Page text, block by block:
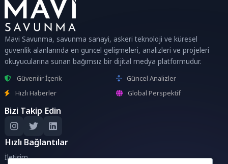
Mavi Savunma, savunma sanayi, askeri teknoloji ve küresel
güvenlik alanlarında en güncel gelişmeleri, analizleri ve projeleri
okuyucularına sunan bağımsız bir dijital medya platformudur.
Güvenilir İçerik
Güncel Analizler
Hızlı Haberler
Global Perspektif
Bizi Takip Edin
Hızlı Bağlantılar
İletişim